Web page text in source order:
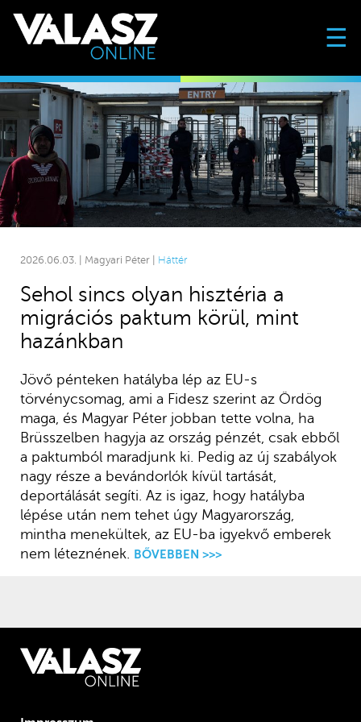
☰
2026.06.03. | Magyari Péter | Háttér
Sehol sincs olyan hisztéria a
migrációs paktum körül, mint
hazánkban
Jövő pénteken hatályba lép az EU-s
törvénycsomag, ami a Fidesz szerint az Ördög
maga, és Magyar Péter jobban tette volna, ha
Brüsszelben hagyja az ország pénzét, csak ebből
a paktumból maradjunk ki. Pedig az új szabályok
nagy része a bevándorlók kívül tartását,
deportálását segíti. Az is igaz, hogy hatályba
lépése után nem tehet úgy Magyarország,
mintha menekültek, az EU-ba igyekvő emberek
nem léteznének. BŐVEBBEN >>>